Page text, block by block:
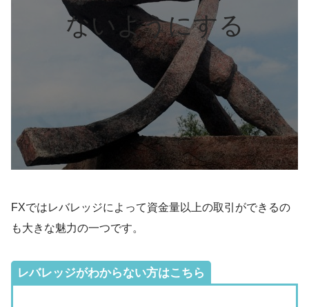
ないようにする
FXではレバレッジによって資金量以上の取引ができるの
も大きな魅力の一つです。
レバレッジがわからない方はこちら